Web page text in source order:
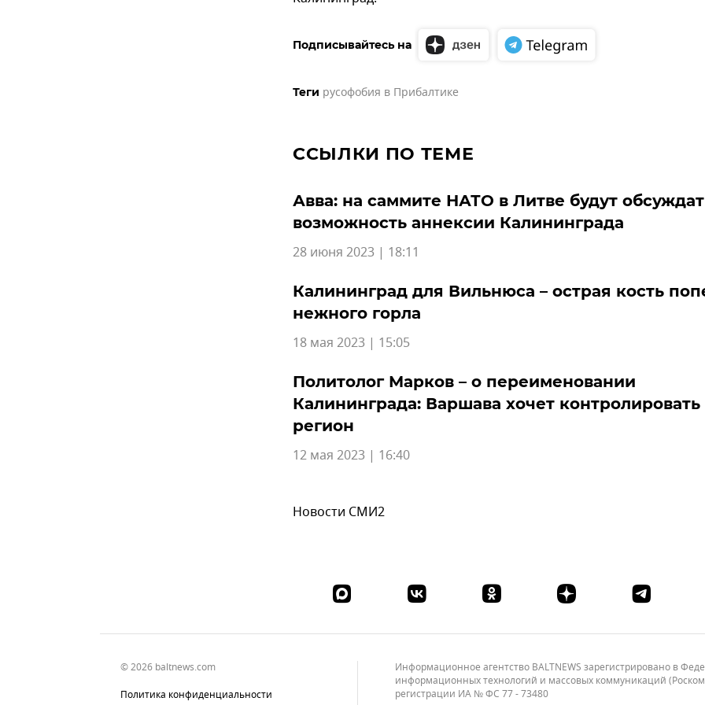
Подписывайтесь на
Теги русофобия в Прибалтике
ССЫЛКИ ПО ТЕМЕ
Авва: на саммите НАТО в Литве будут
возможность аннексии Калининграда
28 июня 2023 | 18:11
Калининград для Вильнюса – острая кость
нежного горла
18 мая 2023 | 15:05
Политолог Марков – о переименовании
Калининграда: Варшава хочет контролировать
регион
12 мая 2023 | 16:40
Новости СМИ2
© 2026 baltnews.com
Политика конфиденциальности
Информационное агентство BALTNEWS зарегистрировано в
информационных технологий и массовых коммуникаций
регистрации ИА № ФС 77 - 73480